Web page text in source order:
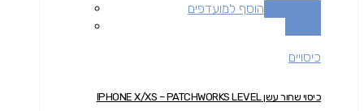
הוסף למועדפים
כיסויים
כיסוי שחור עשן IPHONE X/XS – PATCHWORKS LEVEL